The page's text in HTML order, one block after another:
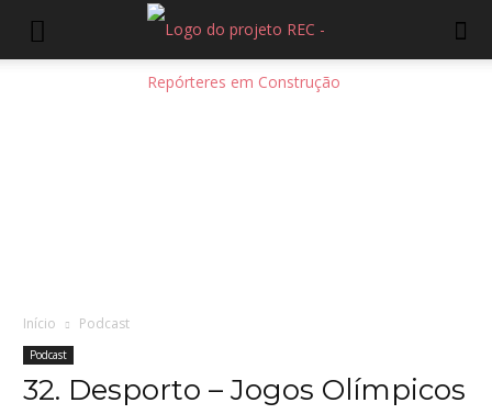
Início Podcast
Podcast
32. Desporto – Jogos Olímpicos